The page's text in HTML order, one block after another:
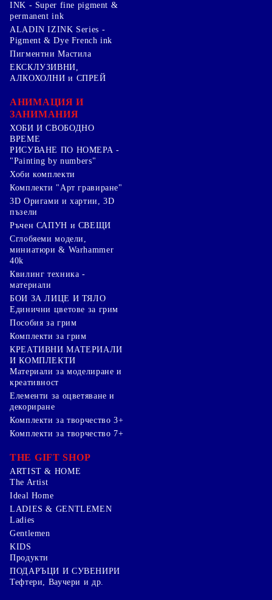
INK - Super fine pigment &
permanent ink
ALADIN IZINK Series -
Pigment & Dye French ink
Пигментни Мастила
ЕКСКЛУЗИВНИ,
АЛКОХОЛНИ и СПРЕЙ
АНИМАЦИЯ И
ЗАНИМАНИЯ
ХОБИ И СВОБОДНО
ВРЕМЕ
РИСУВАНЕ ПО НОМЕРА -
"Painting by numbers"
Хоби комплекти
Комплекти "Арт гравиране"
3D Оригами и хартии, 3D
пъзели
Ръчен САПУН и СВЕЩИ
Сглобяеми модели,
миниатюри & Warhammer
40k
Квилинг техника -
материали
БОИ ЗА ЛИЦЕ И ТЯЛО
Единични цветове за грим
Пособия за грим
Комплекти за грим
КРЕАТИВНИ МАТЕРИАЛИ
И КОМПЛЕКТИ
Mатериали за моделиране и
креативност
Елементи за оцветяване и
декориране
Комплекти за творчество 3+
Комплекти за творчество 7+
THE GIFT SHOP
ARTIST & HOME
The Artist
Ideal Home
LADIES & GENTLEMEN
Ladies
Gentlemen
KIDS
Продукти
ПОДАРЪЦИ И СУВЕНИРИ
Тефтери, Ваучери и др.